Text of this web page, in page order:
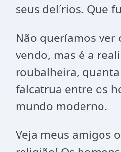
seus delírios. Que
Não queríamos ver
vendo, mas é a
roubalheira,
falcatrua entre os
mundo moderno.
Veja meus amigos